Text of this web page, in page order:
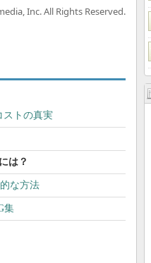
Inc. All Rights Reserved.
ストの真実
は？
な方法
集